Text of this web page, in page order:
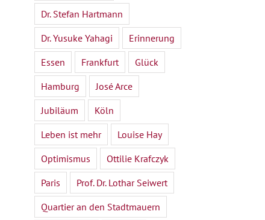
Dr. Stefan Hartmann
Dr. Yusuke Yahagi
Erinnerung
Essen
Frankfurt
Glück
Hamburg
José Arce
Jubiläum
Köln
Leben ist mehr
Louise Hay
Optimismus
Ottilie Krafczyk
Paris
Prof. Dr. Lothar Seiwert
Quartier an den Stadtmauern